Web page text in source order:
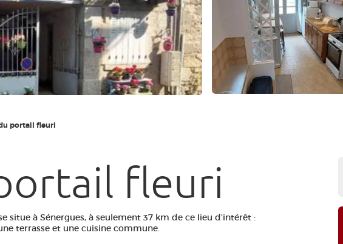
portail fleuri
fleuri
situe à Sénergues, à seulement 37 km de ce lieu d’intérêt :
terrasse et une cuisine commune.